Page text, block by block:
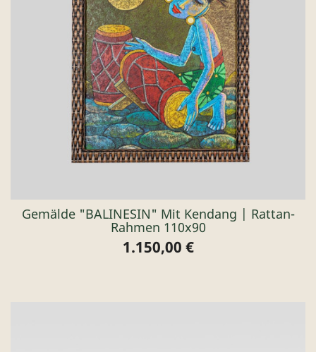
Gemälde "BALINESIN" Mit Kendang | Rattan-
Rahmen 110x90
Preis
1.150,00 €